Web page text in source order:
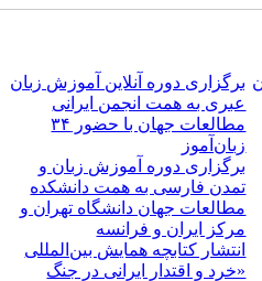
برگزاری دوره آنلاین آموزش زبان
عبری به همت انجمن ایرانی
مطالعات جهان با حضور ۳۴
زبان‌آموز
برگزاری دوره آموزش زبان و
تمدن فارسی به همت دانشکده
مطالعات جهان دانشگاه تهران و
مرکز ایران و فرانسه
انتشار کتابچه همایش بین‌المللی
«خرد و اقتدار ایرانی در جنگ